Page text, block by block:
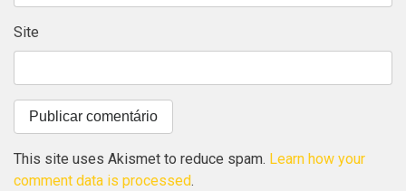
Site
This site uses Akismet to reduce spam. Learn how your
comment data is processed.